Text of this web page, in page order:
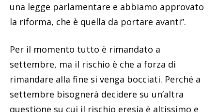
una legge parlamentare e abbiamo approvato
la riforma, che è quella da portare avanti”.
Per il momento tutto è rimandato a
settembre, ma il rischio è che a forza di
rimandare alla fine si venga bocciati. Perché a
settembre bisognerà decidere su un’altra
questione su cui il rischio eresia è altissimo e